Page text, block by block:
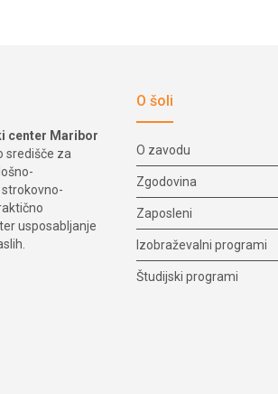
center Maribor
središče za
usposabljanje
O šoli
O zavodu
Zgodovina
Zaposleni
Izobraževalni programi
Študijski programi